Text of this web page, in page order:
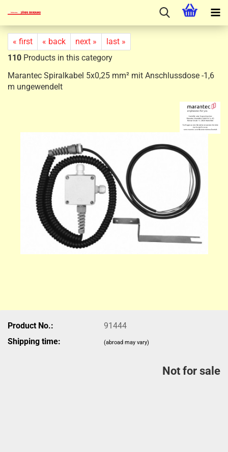
« first « back next »
last »
110 Products in this category
Marantec Spiralkabel 5x0,25 mm² mit Anschlussdose -1,6
m ungewendelt
Product No.:
91444
Shipping time:
(abroad may vary)
Not for sale